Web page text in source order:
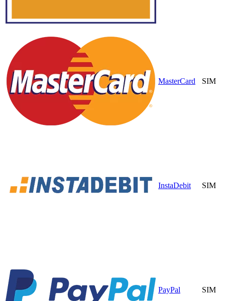
MasterCard SIM
InstaDebit SIM
PayPal SIM